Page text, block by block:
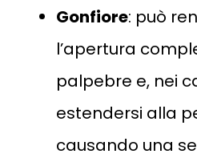
Gonfiore: può
l’apertura
palpebre e, nei
estendersi alla
causando una